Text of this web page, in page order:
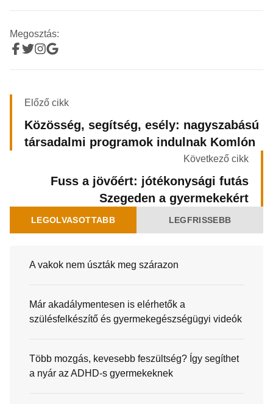
Megosztás:
Előző cikk
Közösség, segítség, esély: nagyszabású
társadalmi programok indulnak Komlón
Következő cikk
Fuss a jövőért: jótékonysági futás
Szegeden a gyermekekért
LEGOLVASOTTABB LEGFRISSEBB
A vakok nem úszták meg szárazon
Már akadálymentesen is elérhetők a
szülésfelkészítő és gyermekegészségügyi videók
Több mozgás, kevesebb feszültség? Így segíthet
a nyár az ADHD-s gyermekeknek